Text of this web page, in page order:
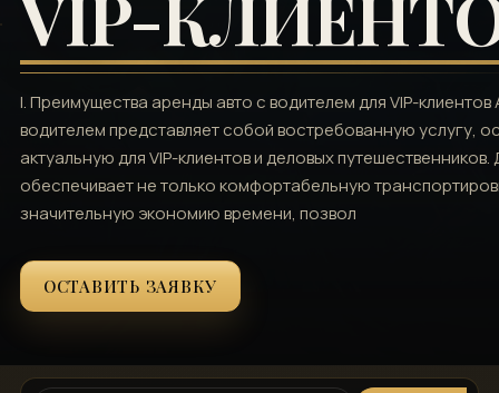
I. Преимущества аренды авто с водителем для VIP-
водителем представляет собой востребованную услугу,
актуальную для VIP-клиентов и деловых
обеспечивает не только комфортабельную
значительную экономию времени, позвол
ОСТАВИТЬ ЗАЯВКУ